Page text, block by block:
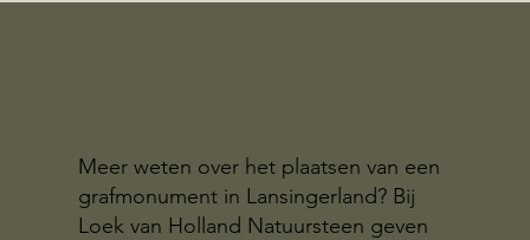
Meer weten over het plaatsen van een
grafmonument in Lansingerland? Bij
Loek van Holland Natuursteen geven